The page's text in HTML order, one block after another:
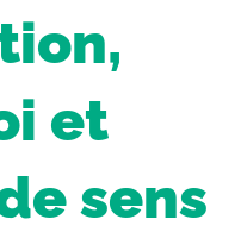
et
sens